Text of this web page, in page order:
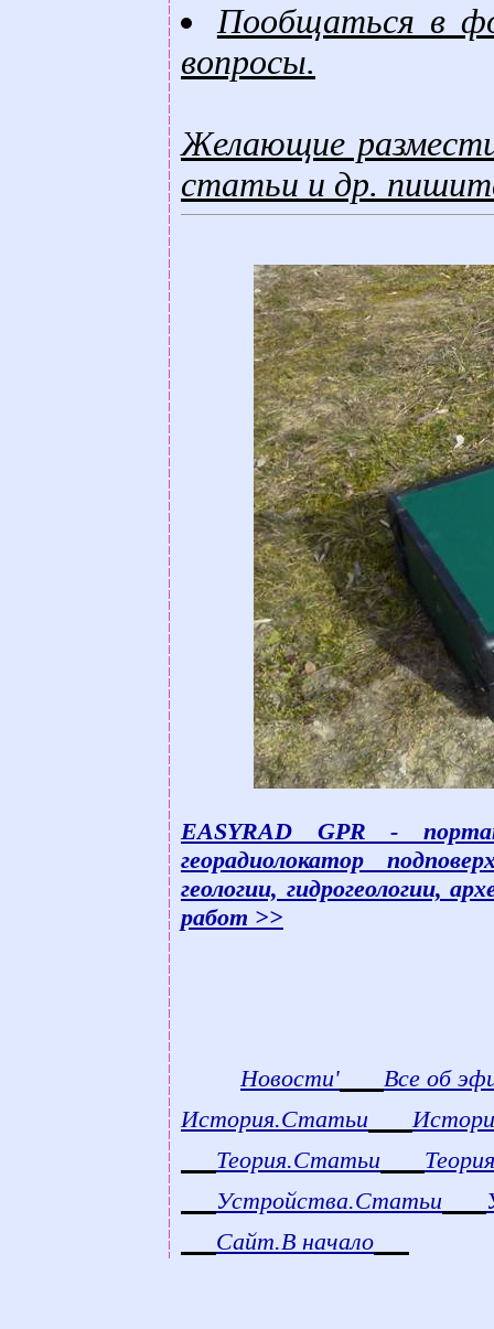
Пообщаться в
вопросы.
Желающие
статьи и др.
EASYRAD GPR -
георадиолокатор
геологии, гидрогеологии,
работ >>
Новости'
Все об
История.Статьи
Теория.Статьи
Устройства.Статьи
Сайт.В начало